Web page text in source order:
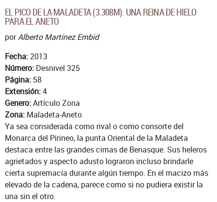
EL PICO DE LA MALADETA (3.308M). UNA REINA DE HIELO
PARA EL ANETO
porAlberto Martínez Embid
Fecha:2013
Número: Desnivel 325
Página: 58
Extensión:4
Genero:Artículo Zona
Zona: Maladeta-Aneto
Ya sea considerada como rival o como consorte del
Monarca del Pirineo, la punta Oriental de la Maladeta
destaca entre las grandes cimas de Benasque. Sus heleros
agrietados y aspecto adusto lograron incluso brindarle
cierta supremacía durante algún tiempo. En el macizo más
elevado de la cadena, parece como si no pudiera existir la
una sin el otro.